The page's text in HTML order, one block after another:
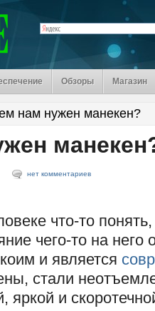
Обзоры Магазин
нам нужен манекен?
нет комментариев
что-то
чего-то на него
и является
стали
и